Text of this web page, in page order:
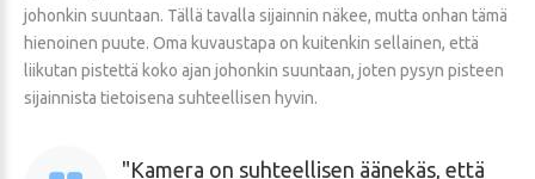
johonkin suuntaan. Tällä tavalla sijainnin näkee, mutta onhan tämä
hienoinen puute. Oma kuvaustapa on kuitenkin sellainen, että
liikutan pistettä koko ajan johonkin suuntaan, joten pysyn pisteen
sijainnista tietoisena suhteellisen hyvin.
Kamera on suhteellisen äänekäs, että